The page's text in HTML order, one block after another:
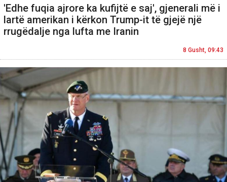
'Edhe fuqia ajrore ka kufijtë e saj', gjenerali më i
lartë amerikan i kërkon Trump-it të gjejë një
rrugëdalje nga lufta me Iranin
8 Gusht, 09:43